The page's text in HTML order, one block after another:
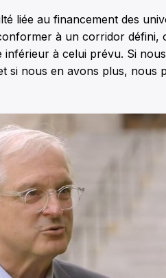
liée au financement des
à un corridor défini,
inférieur à celui prévu. Si
si nous en avons plus, nous